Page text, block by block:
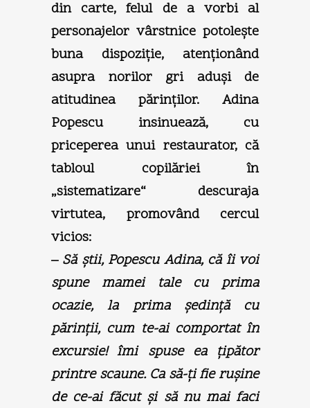
din carte, felul de a vorbi al
personajelor vârstnice potoleşte
buna dispoziţie, atenţionând
asupra norilor gri aduşi de
atitudinea părinţilor. Adina
Popescu insinuează, cu
priceperea unui restaurator, că
tabloul copilăriei în
„sistematizare“ descuraja
virtutea, promovând cercul
vicios:
– Să ştii, Popescu Adina, că îi voi
spune mamei tale cu prima
ocazie, la prima şedinţă cu
părinţii, cum te-ai comportat în
excursie! îmi spuse ea ţipător
printre scaune. Ca să-ţi fie ruşine
de ce-ai făcut şi să nu mai faci